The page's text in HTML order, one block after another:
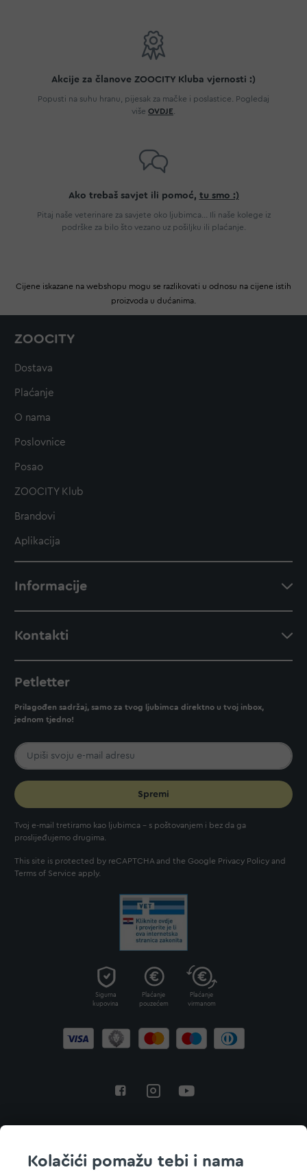
Kolačići pomažu tebi i nama
Akcije za članove ZOOCITY Kluba vjernosti :)
Popusti na suhu hranu, pijesak za mačke i poslastice. Pogledaj
više OVDJE
Ako trebaš savjet ili pomoć, tu smo :)
Pitaj naše veterinare za savjete oko ljubimca... Ili naše kolege iz
podrške za bilo što vezano uz pošiljku ili plaćanje.
Cijene iskazane na webshopu mogu se razlikovati u odnosu na cijene istih
proizvoda u dućanima.
ZOOCITY
Dostava
Plaćanje
O nama
Poslovnice
Posao
ZOOCITY Klub
Brandovi
Aplikacija
Informacije
Kontakti
Petletter
Prilagođen sadržaj, samo za tvog ljubimca direktno u tvoj inbox,
jednom tjedno!
Spremi
Tvoj e-mail tretiramo kao ljubimca - s poštovanjem i bez da ga
proslijeđujemo drugima.
This site is protected by reCAPTCHA and the Google Privacy Policy and
Terms of Service apply.
Sigurna
kupovina
Plaćanje
pouzećem
Plaćanje
virmanom